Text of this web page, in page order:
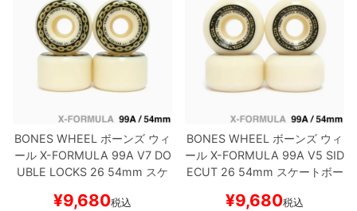
BONES WHEEL ボーンズ ウィ
ールX-FORMULA 99A V7 DO
UBLE LOCKS 26 54mm スケ
¥9,680税込
BONES WHEEL ボーンズ ウィ
ール X-FORMULA 99A V5 SID
ECUT 26 54mm スケートボー
¥9,680税込
7.8inch
7.9inch
8.0inch
8.1inch
8.2inch
7.9inch
8.0inch
8.1inch
8.2inch
8.3inch
57mm
58mm
59mm
60mm
62mm
ボーンズ STF（エスティーエフ）
パウエルペラルタ DF（ドラゴンフォーミュ
ラ）
デッキテープ
ボルト
パーツ・その他
足回りセット（トラック・ウィールセット）
ヘルメット・パッド
24.5cm
25cm
25.5cm
26cm
26.5cm
シューレース・その他
パンツ
ショーツ
長袖ボタンシャツ
7分袖シャツ・ラグラン
半袖シャツ
INFO
スケートパーク情報
プライバシーポリシー
特定商取引法に基づく表記